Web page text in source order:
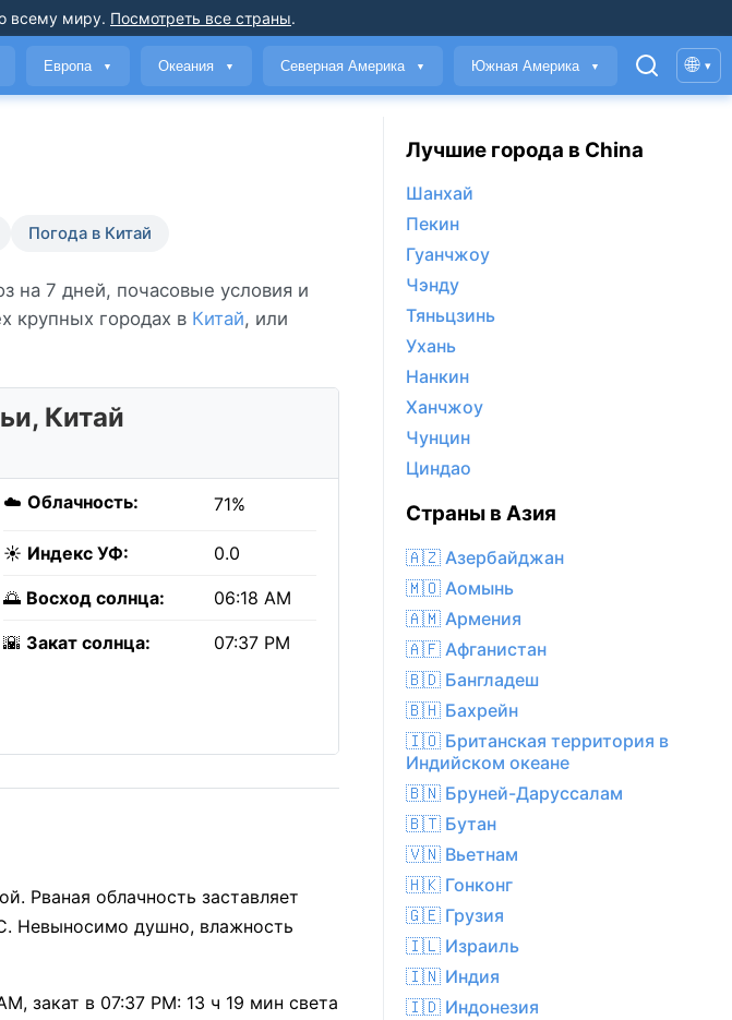
всему миру. Посмотреть все страны.
Европа ▼ Океания ▼ Северная Америка ▼ Южная Америка ▼ 🌐 ▾
Погода в Китай
на 7 дней, почасовые условия и
крупных городах в Китай, или
Китай
☁️ Облачность: 71%
☀️ Индекс УФ: 0.0
🌅 Восход солнца: 06:18 AM
🌇 Закат солнца: 07:37 PM
Рваная облачность заставляет
Невыносимо душно, влажность
закат в 07:37 PM: 13 ч 19 мин света
Лучшие города в China
Шанхай
Пекин
Гуанчжоу
Чэнду
Тяньцзинь
Ухань
Нанкин
Ханчжоу
Чунцин
Циндао
Страны в Азия
🇦🇿 Азербайджан
🇲🇴 Аомынь
🇦🇲 Армения
🇦🇫 Афганистан
🇧🇩 Бангладеш
🇧🇭 Бахрейн
🇮🇴 Британская территория в
Индийском океане
🇧🇳 Бруней-Даруссалам
🇧🇹 Бутан
🇻🇳 Вьетнам
🇭🇰 Гонконг
🇬🇪 Грузия
🇮🇱 Израиль
🇮🇳 Индия
🇮🇩 Индонезия